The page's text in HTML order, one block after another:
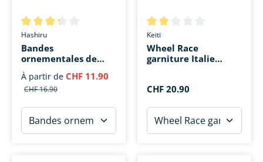
Note moyenne de 3.2 sur 5 étoiles
Hashiru
Bandes
ornementales de
jantes
À partir de CHF 11.90
CHF 16.90
Note moyenne de 2 sur 5
Keiti
Wheel Race
garniture Italie
CHF 20.90